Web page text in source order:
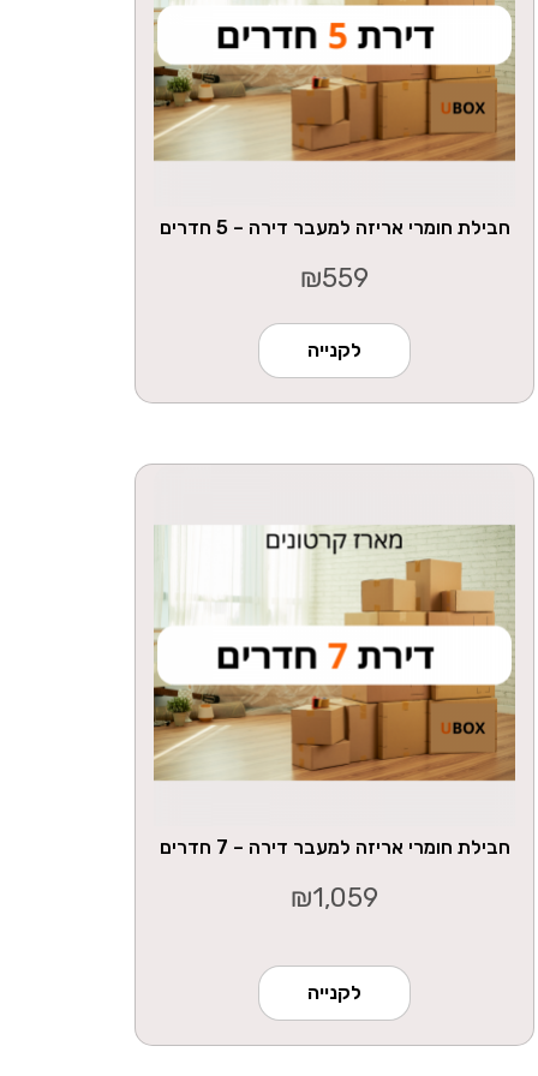
חבילת חומרי אריזה למעבר דירה – 5 חדרים
₪559
לקנייה
חבילת חומרי אריזה למעבר דירה – 7 חדרים
₪1,059
לקנייה